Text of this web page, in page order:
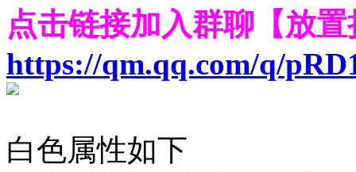
点击链接加入群聊【放
https://qm.qq.com/q/
白色属性如下